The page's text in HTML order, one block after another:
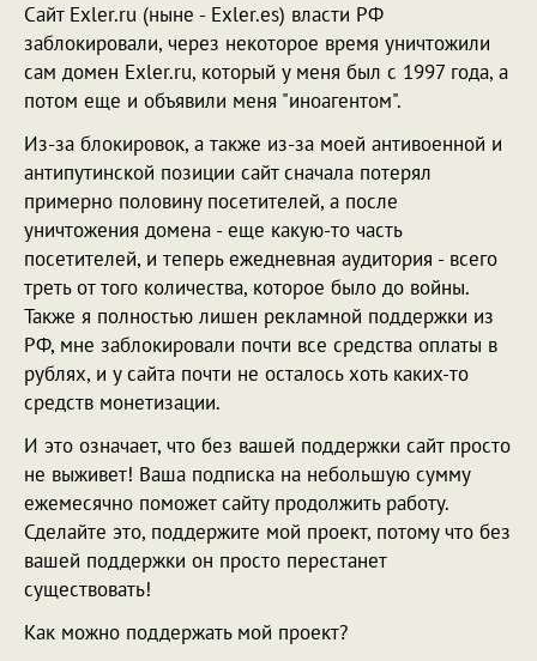
Сайт Exler.ru (ныне - Exler.es) власти РФ
заблокировали, через некоторое время уничтожили
сам домен Exler.ru, который у меня был с 1997 года, а
потом еще и объявили меня "иноагентом".
Из-за блокировок, а также из-за моей антивоенной и
антипутинской позиции сайт сначала потерял
примерно половину посетителей, а после
уничтожения домена - еще какую-то часть
посетителей, и теперь ежедневная аудитория - всего
треть от того количества, которое было до войны.
Также я полностью лишен рекламной поддержки из
РФ, мне заблокировали почти все средства оплаты в
рублях, и у сайта почти не осталось хоть каких-то
средств монетизации.
И это означает, что без вашей поддержки сайт просто
не выживет! Ваша подписка на небольшую сумму
ежемесячно поможет сайту продолжить работу.
Сделайте это, поддержите мой проект, потому что без
вашей поддержки он просто перестанет
существовать!
Как можно поддержать мой проект?